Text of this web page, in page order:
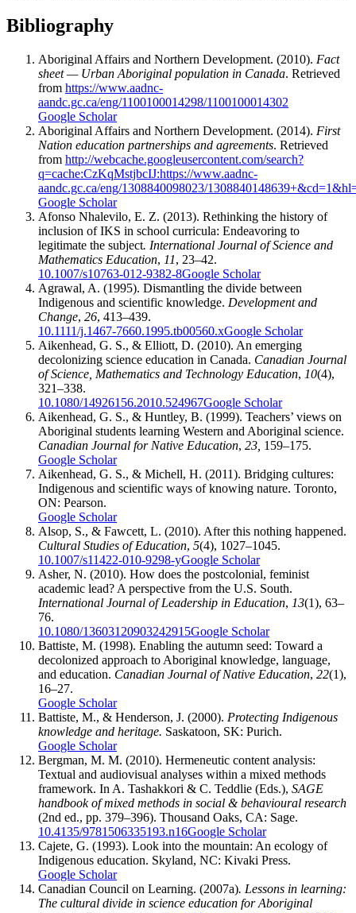
Bibliography
Aboriginal Affairs and Northern Development. (2010). Fact
sheet — Urban Aboriginal population in Canada. Retrieved
from https://www.aadnc-
aandc.gc.ca/eng/1100100014298/1100100014302
Google Scholar
Aboriginal Affairs and Northern Development. (2014). First
Nation education partnerships and agreements. Retrieved
from http://webcache.googleusercontent.com/search?
q=cache:CzKqMstjbcIJ:https://www.aadnc-
aandc.gc.ca/eng/1308840098023/
Google Scholar
Afonso Nhalevilo, E. Z. (2013). Rethinking the history of
inclusion of IKS in school curricula: Endeavoring to
legitimate the subject. International Journal of Science and
Mathematics Education, 11, 23–42.
10.1007/s10763-012-9382-8Google Scholar
Agrawal, A. (1995). Dismantling the divide between
Indigenous and scientific knowledge. Development and
Change, 26, 413–439.
10.1111/j.1467-7660.1995.tb00560.xGoogle Scholar
Aikenhead, G. S., & Elliott, D. (2010). An emerging
decolonizing science education in Canada. Canadian Journal
of Science, Mathematics and Technology Education, 10(4),
321–338.
10.1080/14926156.2010.524967Google Scholar
Aikenhead, G. S., & Huntley, B. (1999). Teachers’ views on
Aboriginal students learning Western and Aboriginal science.
Canadian Journal for Native Education, 23, 159–175.
Google Scholar
Aikenhead, G. S., & Michell, H. (2011). Bridging cultures:
Indigenous and scientific ways of knowing nature. Toronto,
ON: Pearson.
Google Scholar
Alsop, S., & Fawcett, L. (2010). After this nothing happened.
Cultural Studies of Education, 5(4), 1027–1045.
10.1007/s11422-010-9298-yGoogle Scholar
Asher, N. (2010). How does the postcolonial, feminist
academic lead? A perspective from the U.S. South.
International Journal of Leadership in Education, 13(1), 63–
76.
10.1080/13603120903242915Google Scholar
Battiste, M. (1998). Enabling the autumn seed: Toward a
decolonized approach to Aboriginal knowledge, language,
and education. Canadian Journal of Native Education, 22(1),
16–27.
Google Scholar
Battiste, M., & Henderson, J. (2000). Protecting Indigenous
knowledge and heritage. Saskatoon, SK: Purich.
Google Scholar
Bergman, M. M. (2010). Hermeneutic content analysis:
Textual and audiovisual analyses within a mixed methods
framework. In A. Tashakkori & C. Teddlie (Eds.), SAGE
handbook of mixed methods in social & behavioural research
(2nd ed., pp. 379–396). Thousand Oaks, CA: Sage.
10.4135/9781506335193.n16Google Scholar
Cajete, G. (1993). Look into the mountain: An ecology of
Indigenous education. Skyland, NC: Kivaki Press.
Google Scholar
Canadian Council on Learning. (2007a). Lessons in learning:
The cultural divide in science education for Aboriginal